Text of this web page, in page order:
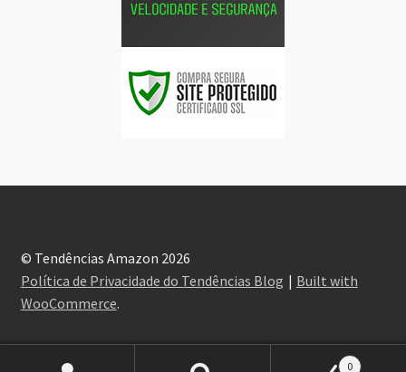
© Tendências Amazon 2026
Política de Privacidade do Tendências Blog
Built with
WooCommerce.
0